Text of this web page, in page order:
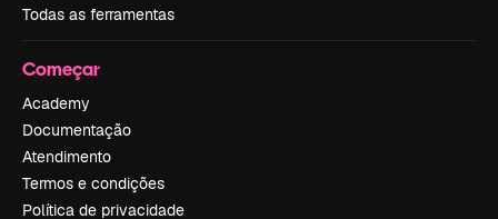
Todas as ferramentas
Começar
Academy
Documentação
Atendimento
Termos e condições
Política de privacidade